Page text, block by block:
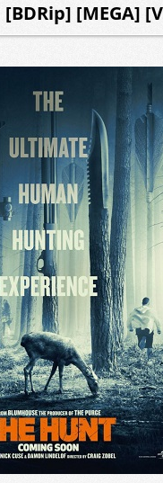
[MEGA]